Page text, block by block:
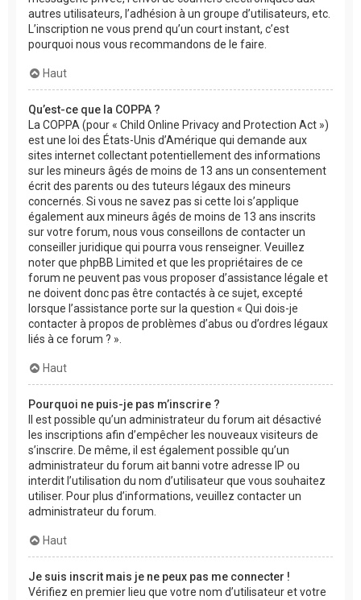
autres utilisateurs, l’adhésion à un groupe d’utilisateurs, etc.
L’inscription ne vous prend qu’un court instant, c’est
pourquoi nous vous recommandons de le faire.
Haut
Qu’est-ce que la COPPA ?
La COPPA (pour « Child Online Privacy and Protection Act »)
est une loi des États-Unis d’Amérique qui demande aux
sites internet collectant potentiellement des informations
sur les mineurs âgés de moins de 13 ans un consentement
écrit des parents ou des tuteurs légaux des mineurs
concernés. Si vous ne savez pas si cette loi s’applique
également aux mineurs âgés de moins de 13 ans inscrits
sur votre forum, nous vous conseillons de contacter un
conseiller juridique qui pourra vous renseigner. Veuillez
noter que phpBB Limited et que les propriétaires de ce
forum ne peuvent pas vous proposer d’assistance légale et
ne doivent donc pas être contactés à ce sujet, excepté
lorsque l’assistance porte sur la question « Qui dois-je
contacter à propos de problèmes d’abus ou d’ordres légaux
liés à ce forum ? ».
Haut
Pourquoi ne puis-je pas m’inscrire ?
Il est possible qu’un administrateur du forum ait désactivé
les inscriptions afin d’empêcher les nouveaux visiteurs de
s’inscrire. De même, il est également possible qu’un
administrateur du forum ait banni votre adresse IP ou
interdit l’utilisation du nom d’utilisateur que vous souhaitez
utiliser. Pour plus d’informations, veuillez contacter un
administrateur du forum.
Haut
Je suis inscrit mais je ne peux pas me connecter !
Vérifiez en premier lieu que votre nom d’utilisateur et votre